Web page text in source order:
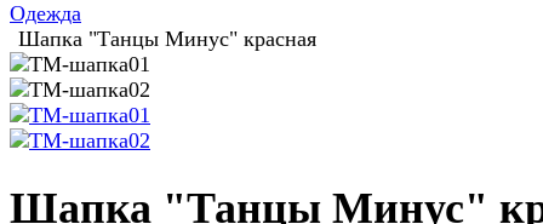
Одежда
Шапка "Танцы Минус" красная
Шапка "Танцы Минус"